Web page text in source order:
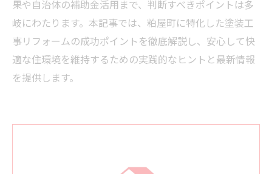
果や自治体の補助金活用まで、判断すべきポイントは多
岐にわたります。本記事では、粕屋町に特化した塗装工
事リフォームの成功ポイントを徹底解説し、安心して快
適な住環境を維持するための実践的なヒントと最新情報
を提供します。